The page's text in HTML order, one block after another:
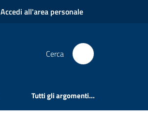
Accedi all'area personale
Cerca
Tutti gli argomenti...